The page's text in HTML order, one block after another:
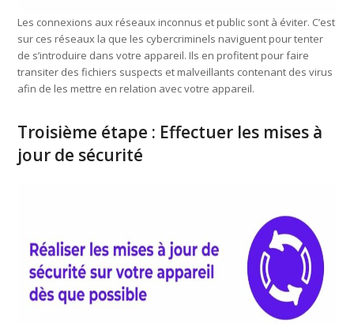
Les connexions aux réseaux inconnus et public sont à éviter. C’est
sur ces réseaux la que les cybercriminels naviguent pour tenter
de s’introduire dans votre appareil. Ils en profitent pour faire
transiter des fichiers suspects et malveillants contenant des virus
afin de les mettre en relation avec votre appareil.
Troisième étape : Effectuer les mises à
jour de sécurité